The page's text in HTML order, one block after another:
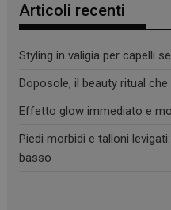
Articoli recenti
Styling in valigia per capelli
Doposole, il beauty ritual
Effetto glow immediato e
Piedi morbidi e talloni
basso